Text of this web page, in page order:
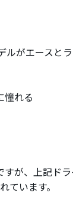
ルがエースと
憧れる
が、上記ド
ています。